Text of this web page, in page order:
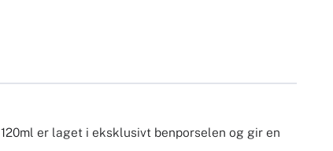
er laget i eksklusivt benporselen og gir en